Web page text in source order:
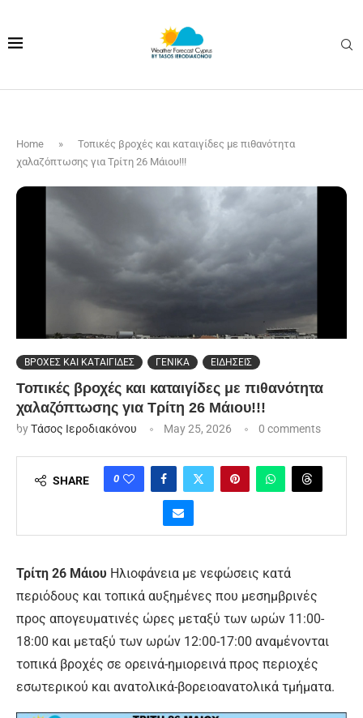
Home »
Τοπικές βροχές και καταιγίδες με πιθανότητα
χαλαζόπτωσης για Τρίτη 26 Μάιου!!!
ΒΡΟΧΕΣ ΚΑΙ ΚΑΤΑΙΓΙΔΕΣ ΓΕΝΙΚΑ ΕΙΔΗΣΕΙΣ
Τοπικές βροχές και καταιγίδες με πιθανότητα
χαλαζόπτωσης για Τρίτη 26 Μάιου!!!
byΤάσος Ιεροδιακόνου May 25, 2026 0 comments
SHARE 0
Τρίτη 26 Μάιου Ηλιοφάνεια με νεφώσεις κατά
περιόδους και τοπικά αυξημένες που μεσημβρινές
προς απογευματινές ώρες μεταξύ των ωρών 11:00-
18:00 και μεταξύ των ωρών 12:00-17:00 αναμένονται
τοπικά βροχές σε ορεινά-ημιορεινά προς περιοχές
εσωτερικού και ανατολικά-βορειοανατολικά τμήματα.